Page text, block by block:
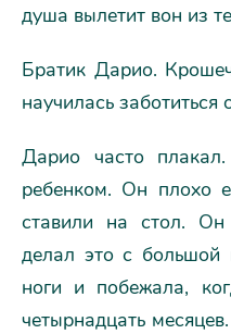
душа вылетит вон из
Братик Дарио.
научилась заботиться
Дарио часто
ребенком. Он плохо
ставили на стол.
делал это с большой
ноги и побежала,
четырнадцать